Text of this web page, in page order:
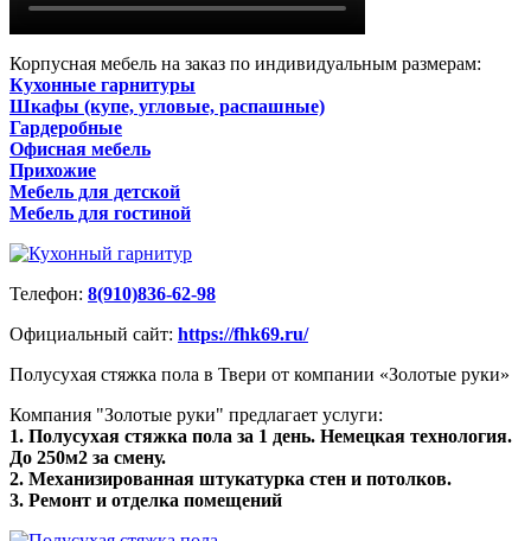
Корпусная мебель на заказ по индивидуальным размерам:
Кухонные гарнитуры
Шкафы (купе, угловые, распашные)
Гардеробные
Офисная мебель
Прихожие
Мебель для детской
Мебель для гостиной
Телефон: 8(910)836-62-98
Официальный сайт: https://fhk69.ru/
Полусухая стяжка пола в Твери от компании «Золотые руки»
Компания "Золотые руки" предлагает услуги:
1. Полусухая стяжка пола за 1 день. Немецкая технология.
До 250м2 за смену.
2. Механизированная штукатурка стен и потолков.
3. Ремонт и отделка помещений